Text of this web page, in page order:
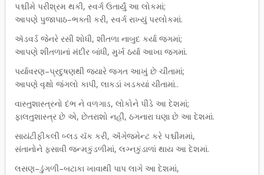
પશ્ચીમે પરીશ્રમ થકી, સ્વર્ગ ઉતાર્યું આ લોકમાં;
આપણે પુજાપાઠ–ભક્તી કરી, સ્વર્ગ રાખ્યું પરલોકમાં.
ઍડવર્ડ જેનરે રસી શોધી, શીતળા નાબુદ કર્યા જગમાં;
આપણે શીતળાનાં મંદીર બાંધી, મુર્ખ ઠર્યા આખા જગમાં.
પર્યાવરણ–પ્રદુષણથી જયારે જગત આખું છે ચીંતામાં;
આપણે વૃક્ષો જંગલો કાપી, લાકડાં ખડક્યાં ચીતામાં..
વાસ્તુશાસ્ત્રનો દંભ ને વળગાડ, લોકોને પીડે આ દેશમાં;
ફાલતુશાસ્ત્ર છે એ, છેતરાશો નહીં, ઠગનારા ઘણા છે આ દેશમાં.
સાયંટીફીકલી બ્લડ ચૅક કરી, ઍંગેજમેન્ટ કરે પશ્ચીમમાં,
સંતાનોને ફસાવી જન્મકુંડળીમાં, લગ્નકુંડાળાં થાય આ દેશમાં.
લસણ–ડુંગળી–બટાકા ખાવાથી પાપ લાગે આ દેશમાં,